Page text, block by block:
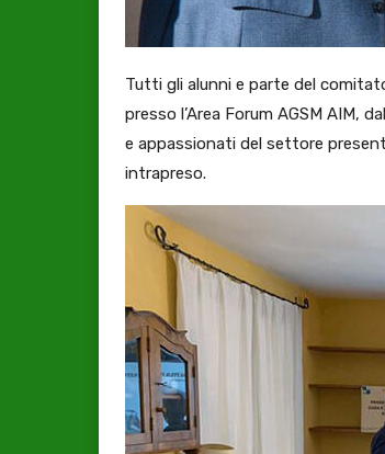
Tutti gli alunni e parte del
presso l’Area Forum AGSM AIM,
e appassionati del settore
intrapreso.